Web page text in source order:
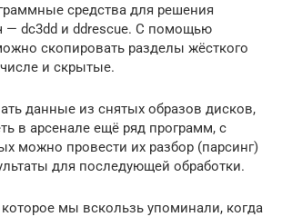
средства для решения
— dc3dd и ddrescue. С помощью
скопировать разделы жёсткого
и скрытые.
данные из снятых образов дисков,
в арсенале ещё ряд программ, с
можно провести их разбор (парсинг)
для последующей обработки.
мы вскользь упоминали, когда